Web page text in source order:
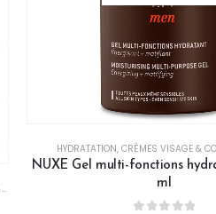
SPECIAL DISCOUNT
HYDRATATION, CRÈMES VISAGE &
NUXE Gel multi-fonctions
ml